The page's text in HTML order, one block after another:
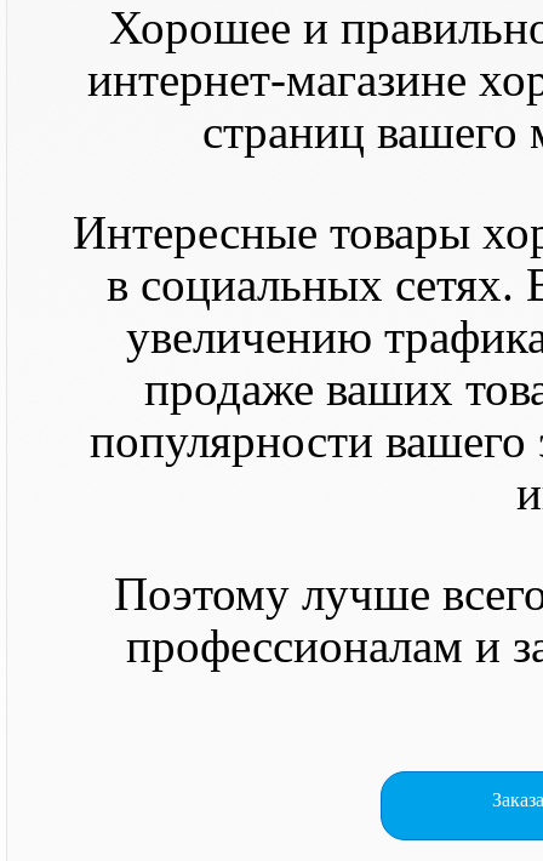
Хорошее и
интернет-магазине
страниц вашего
Интересные товары
в социальных сетях.
увеличению
продаже ваших
популярности вашего
Поэтому лучше
профессионалам и